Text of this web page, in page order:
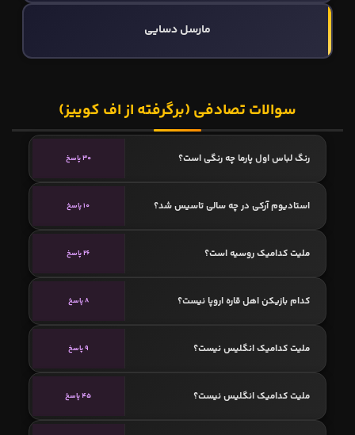
مارسل دسایی
سوالات تصادفی (برگرفته از اف کوییز)
رنگ لباس اول پارما چه رنگی است؟ 30 پاسخ
استادیوم آرکی در چه سالی تاسیس شد؟ 10 پاسخ
ملیت کدامیک روسیه است؟ 26 پاسخ
کدام بازیکن اهل قاره اروپا نیست؟ 8 پاسخ
ملیت کدامیک انگلیس نیست؟ 9 پاسخ
ملیت کدامیک انگلیس نیست؟ 45 پاسخ